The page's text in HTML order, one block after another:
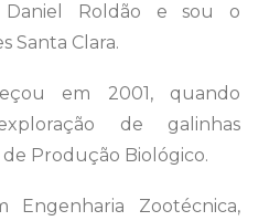
Roldão e sou o
Santa Clara.
em 2001, quando
de galinhas
Produção Biológico.
Engenharia Zootécnica,